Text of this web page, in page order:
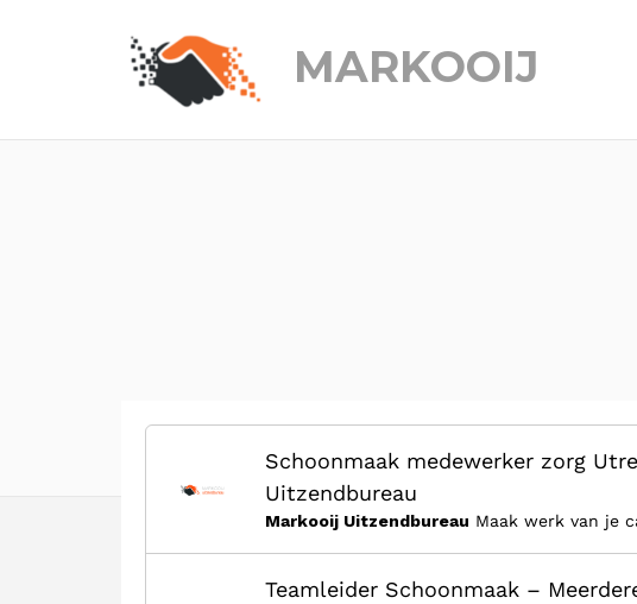
MARKOOIJ
Schoonmaak medewerker zorg
Uitzendbureau
Markooij Uitzendbureau Maak werk van je
Teamleider Schoonmaak –